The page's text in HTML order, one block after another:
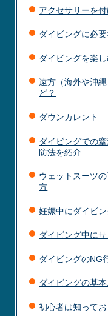
アクセサリーを
ダイビングに必
ダイビングを楽
遠方（海外や沖
ど？
ダウンカレント
ダイビングでの
防法を紹介
ウェットスーツ
方
妊娠中にダイビ
ダイビング中に
ダイビングのNG
ダイビングの基
初心者は知って